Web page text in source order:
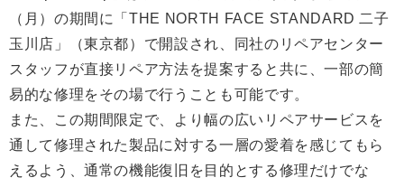
（月）の期間に「THE NORTH FACE STANDARD 二子
玉川店」（東京都）で開設され、同社のリペアセンター
スタッフが直接リペア方法を提案すると共に、一部の簡
易的な修理をその場で行うことも可能です。
また、この期間限定で、より幅の広いリペアサービスを
通して修理された製品に対する一層の愛着を感じてもら
えるよう、通常の機能復旧を目的とする修理だけでな